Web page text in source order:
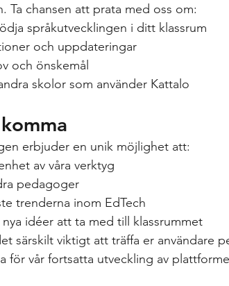
Ta chansen att prata med oss om:
språkutvecklingen i ditt klassrum
och uppdateringar
och önskemål
skolor som använder Kattalo
erbjuder en unik möjlighet att:
av våra verktyg
pedagoger
trenderna inom EdTech
idéer att ta med till klassrummet
särskilt viktigt att träffa er användare
för vår fortsatta utveckling av